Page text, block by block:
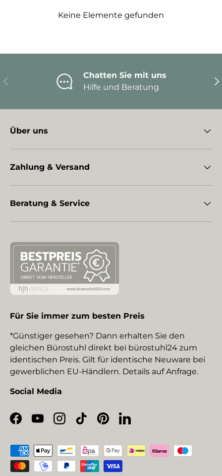
Keine Elemente gefunden
Vorherige
Chatten Sie mit uns
Hilfe und Beratung
Über uns
Zahlung & Versand
Beratung & Service
Für Sie immer zum besten Preis
*Günstiger gesehen? Dann erhalten Sie den
gleichen Bürostuhl direkt bei bürostuhl24 zum
identischen Preis. Gilt für identische Neuware bei
gewerblichen EU-Händlern. Details auf Anfrage.
Social Media
Facebook
YouTubeInstagram
TikTokPinterestLinkedIn
Zahlungsmethoden